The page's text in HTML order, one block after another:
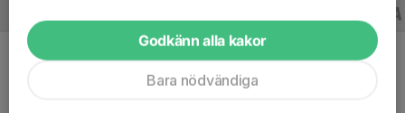
Godkänn alla kakor
Bara nödvändiga